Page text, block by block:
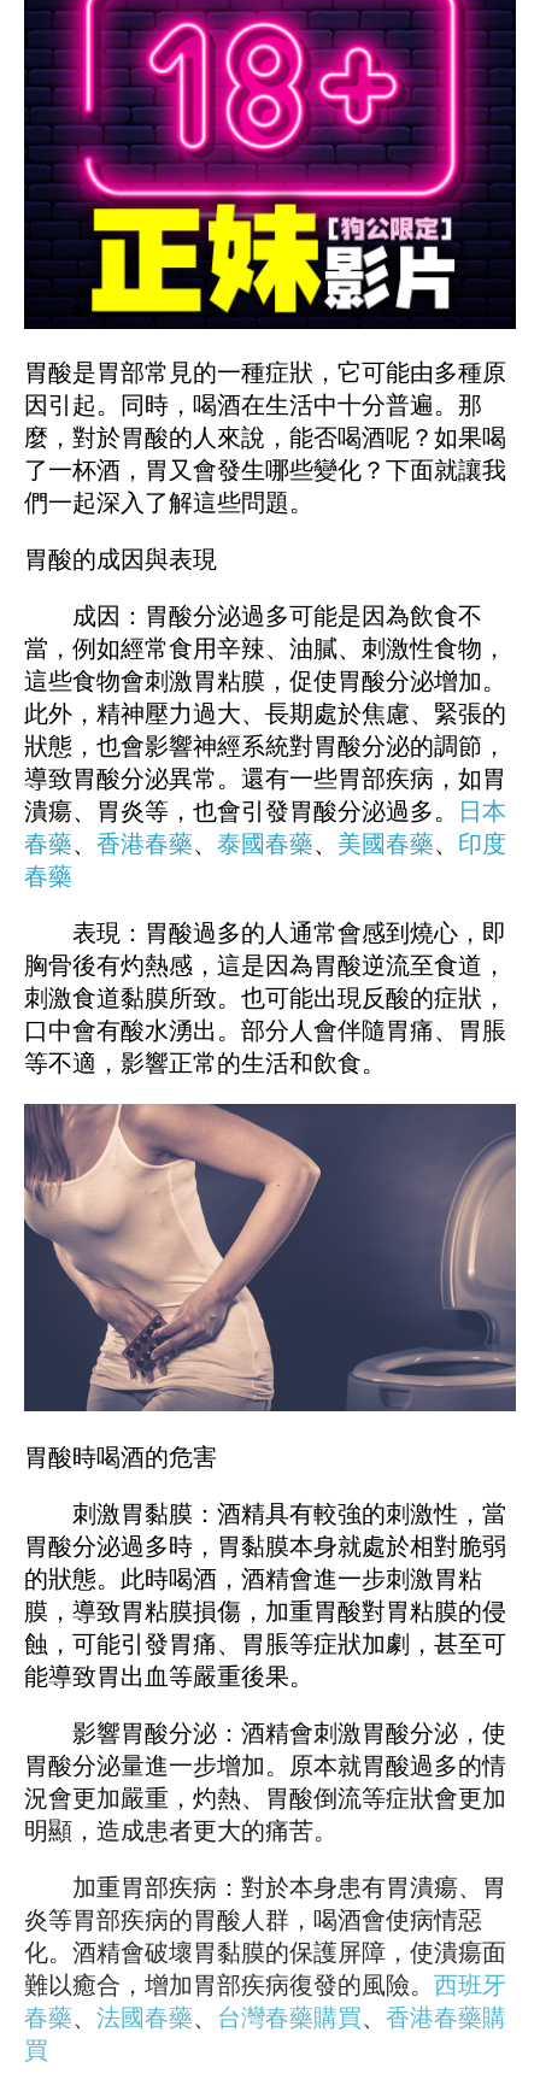
胃酸是胃部常見的一種症狀，它可能由多種原
因引起。同時，喝酒在生活中十分普遍。那
麼，對於胃酸的人來說，能否喝酒呢？如果喝
了一杯酒，胃又會發生哪些變化？下面就讓我
們一起深入了解這些問題。
胃酸的成因與表現
成因：胃酸分泌過多可能是因為飲食不
當，例如經常食用辛辣、油膩、刺激性食物，
這些食物會刺激胃粘膜，促使胃酸分泌增加。
此外，精神壓力過大、長期處於焦慮、緊張的
狀態，也會影響神經系統對胃酸分泌的調節，
導致胃酸分泌異常。還有一些胃部疾病，如胃
潰瘍、胃炎等，也會引發胃酸分泌過多。
日本
春藥、 香港春藥、 泰國春藥、 美國春藥、 印度
春藥
表現：胃酸過多的人通常會感到燒心，即
胸骨後有灼熱感，這是因為胃酸逆流至食道，
刺激食道黏膜所致。也可能出現反酸的症狀，
口中會有酸水湧出。部分人會伴隨胃痛、胃脹
等不適，影響正常的生活和飲食。
胃酸時喝酒的危害
刺激胃黏膜：酒精具有較強的刺激性，當
胃酸分泌過多時，胃黏膜本身就處於相對脆弱
的狀態。此時喝酒，酒精會進一步刺激胃粘
膜，導致胃粘膜損傷，加重胃酸對胃粘膜的侵
蝕，可能引發胃痛、胃脹等症狀加劇，甚至可
能導致胃出血等嚴重後果。
影響胃酸分泌：酒精會刺激胃酸分泌，使
胃酸分泌量進一步增加。原本就胃酸過多的情
況會更加嚴重，灼熱、胃酸倒流等症狀會更加
明顯，造成患者更大的痛苦。
加重胃部疾病：對於本身患有胃潰瘍、胃
炎等胃部疾病的胃酸人群，喝酒會使病情惡
化。酒精會破壞胃黏膜的保護屏障，使潰瘍面
難以癒合，增加胃部疾病復發的風險。 西班牙
春藥、 法國春藥、 台灣春藥購買、 香港春藥購
買